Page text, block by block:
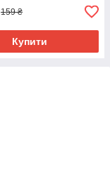
159 ₴
Купити